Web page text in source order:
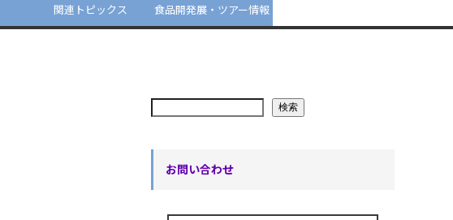
関連トピックス 食品開発展・ツアー情報
検索
お問い合わせ